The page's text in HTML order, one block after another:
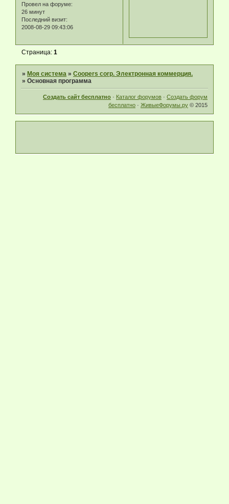
Провел на форуме:
26 минут
Последний визит:
2008-08-29 09:43:06
Страница:1
»Моя система »Coopers corp. Электронная коммерция.
»Основная программа
Создать сайт бесплатно · Каталог форумов · Создать форум
бесплатно · ЖивыеФорумы.ру © 2015